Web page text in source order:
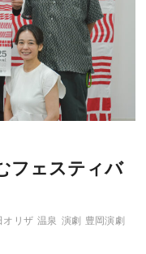
フェスティバ
オリザ 温泉 演劇 豊岡演劇